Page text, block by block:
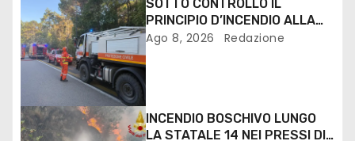
SOTTO CONTROLLO IL
PRINCIPIO D’INCENDIO ALLA
PINETA DI LIGNANO
Ago 8, 2026 Redazione
INCENDIO BOSCHIVO LUNGO
LA STATALE 14 NEI PRESSI DI